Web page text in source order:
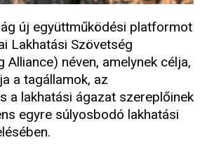
új együttműködési platformot
Lakhatási Szövetség
Alliance) néven, amelynek célja,
a tagállamok, az
a lakhatási ágazat szereplőinek
egyre súlyosbodó lakhatási